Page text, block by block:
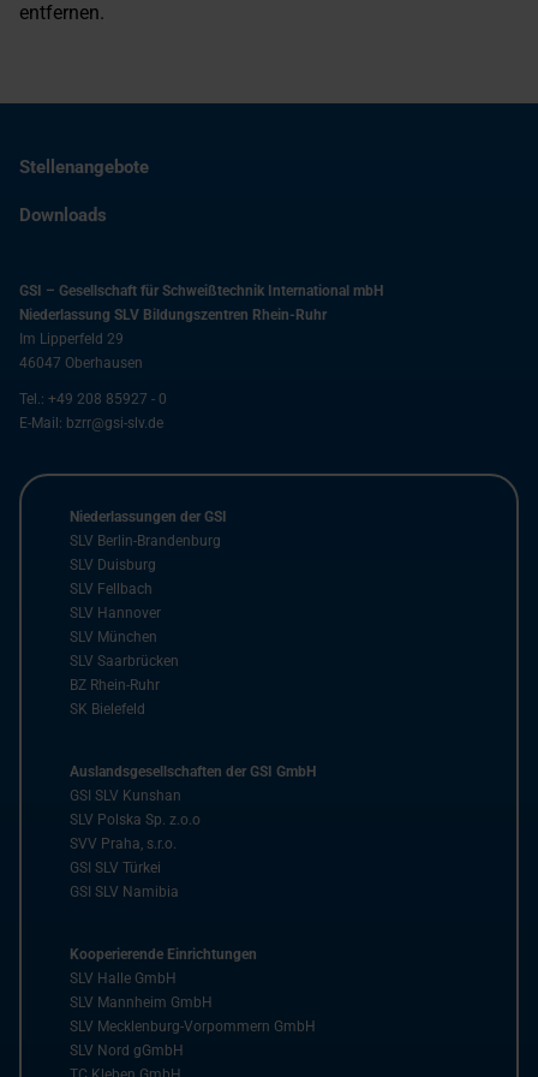
entfernen.
Stellenangebote
Downloads
GSI – Gesellschaft für Schweißtechnik International mbH
Niederlassung SLV Bildungszentren Rhein-Ruhr
Im Lipperfeld 29
46047 Oberhausen
Tel.: +49 208 85927 - 0
E-Mail: bzrr@gsi-slv.de
Niederlassungen der GSI
SLV Berlin-Brandenburg
SLV Duisburg
SLV Fellbach
SLV Hannover
SLV München
SLV Saarbrücken
BZ Rhein-Ruhr
SK Bielefeld
Auslandsgesellschaften der GSI GmbH
GSI SLV Kunshan
SLV Polska Sp. z.o.o
SVV Praha, s.r.o.
GSI SLV Türkei
GSI SLV Namibia
Kooperierende Einrichtungen
SLV Halle GmbH
SLV Mannheim GmbH
SLV Mecklenburg-Vorpommern GmbH
SLV Nord gGmbH